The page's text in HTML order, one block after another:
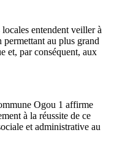
entendent veiller à
permettant au plus grand
et, par conséquent, aux
Ogou 1 affirme
à la réussite de ce
et administrative au